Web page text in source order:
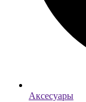
Аксесуары